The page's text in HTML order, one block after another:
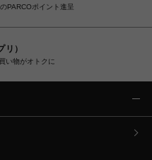
PARCOポイント進呈
）
い物がオトクに